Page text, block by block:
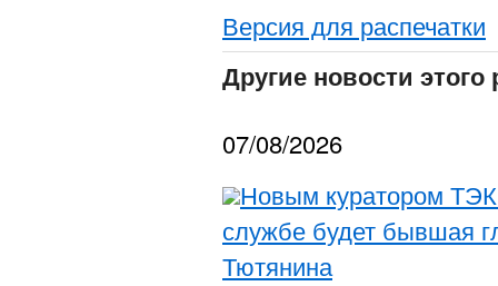
Версия для распечатки
Другие новости этого
07/08/2026
Новым куратором
службе будет бывшая
Тютянина